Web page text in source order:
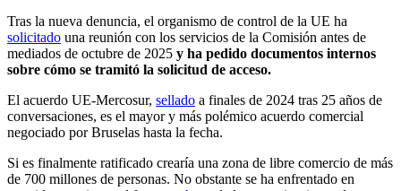
Tras la nueva denuncia, el organismo de control de la UE ha
solicitado una reunión con los servicios de la Comisión antes de
mediados de octubre de 2025 y ha pedido documentos internos
sobre cómo se tramitó la solicitud de acceso.
El acuerdo UE-Mercosur, sellado a finales de 2024 tras 25 años de
conversaciones, es el mayor y más polémico acuerdo comercial
negociado por Bruselas hasta la fecha.
Si es finalmente ratificado crearía una zona de libre comercio de más
de 700 millones de personas. No obstante se ha enfrentado en